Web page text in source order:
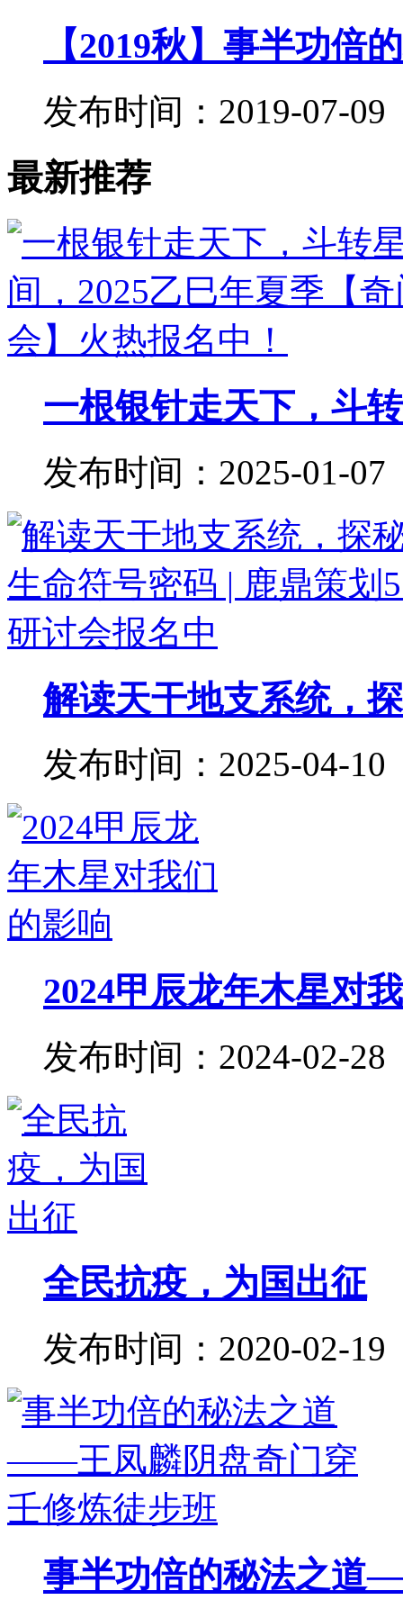
【2019秋】事半功
发布时间：2019-07-09
最新推荐
一根银针走天下，斗
发布时间：2025-01-07
解读天干地支系统，
发布时间：2025-04-10
2024甲辰龙年木星对
发布时间：2024-02-28
全民抗疫，为国出征
发布时间：2020-02-19
事半功倍的秘法之道